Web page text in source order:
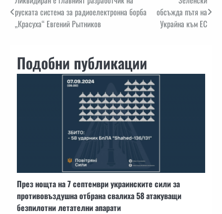
руската система за радиоелектронна борба
„Красуха“ Евгений Рытников
обсъжда пътя на
Украйна към ЕС
Подобни публикации
През нощта на 7 септември украинските сили за
противовъздушна отбрана свалиха 58 атакуващи
безпилотни летателни апарати